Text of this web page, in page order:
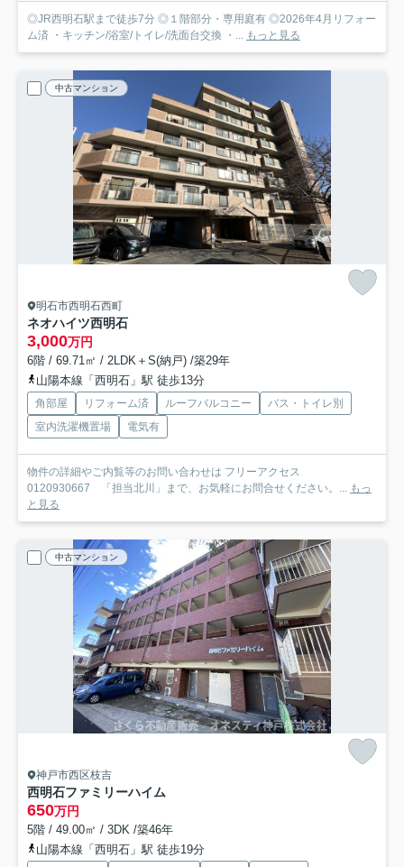
◎JR西明石駅まで徒歩7分 ◎１階部分・専用庭有 ◎2026年4月リフォー
ム済 ・キッチン/浴室/トイレ/洗面台交換 ・...
もっと見る
中古マンション
明石市西明石西町
ネオハイツ西明石
3,000万円
6階 / 69.71㎡ / 2LDK＋S(納戸) /築29年
山陽本線「西明石」駅 徒歩13分
角部屋 リフォーム済 ルーフバルコニー
バス・トイレ別
室内洗濯機置場
電気有
物件の詳細やご内覧等のお問い合わせは フリーアクセス
0120930667 「担当北川」まで、お気軽にお問合せください。... もっ
と見る
中古マンション
神戸市西区枝吉
西明石ファミリーハイム
650万円
5階 / 49.00㎡ / 3DK /築46年
山陽本線「西明石」駅 徒歩19分